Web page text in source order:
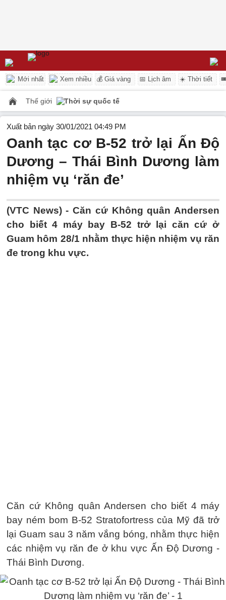
Mới nhất Xem nhiều 💰 Giá vàng 📅 Lịch âm ☀️ Thời tiết
Thế giới Thời sự quốc tế
Xuất bản ngày 30/01/2021 04:49 PM
Oanh tạc cơ B-52 trở lại Ấn Độ
Dương – Thái Bình Dương làm
nhiệm vụ ‘răn đe’
(VTC News) -Căn cứ Không quân Andersen
cho biết 4 máy bay B-52 trở lại căn cứ ở
Guam hôm 28/1 nhằm thực hiện nhiệm vụ răn
đe trong khu vực.
Căn cứ Không quân Andersen cho biết 4 máy
bay ném bom B-52 Stratofortress của Mỹ đã trở
lại Guam sau 3 năm vắng bóng, nhằm thực hiện
các nhiệm vụ răn đe ở khu vực Ấn Độ Dương -
Thái Bình Dương.